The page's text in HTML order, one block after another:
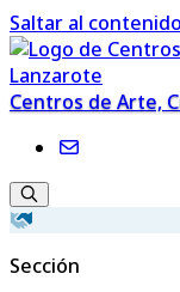
Saltar al
Centros de Arte,
Sección